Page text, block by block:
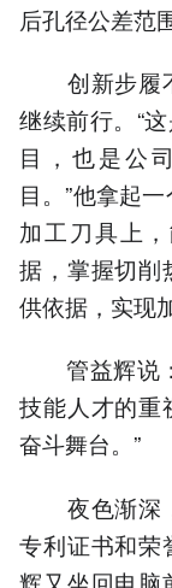
后孔径公差范
创新步履不
继续前行。“
目，也是公
目。”他拿起
加工刀具上
据，掌握切削
供依据，实现
管益辉说：
技能人才的重
奋斗舞台。”
夜色渐深，
专利证书和荣
辉又坐回电脑